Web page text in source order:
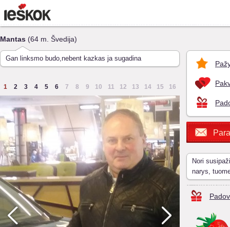
Mantas (64 m. Švedija)
Gan linksmo budo,nebent kazkas ja sugadina
1 2 3 4 5 6 7 8 9 10 11 12 13 14 15 16
Nori
narys,